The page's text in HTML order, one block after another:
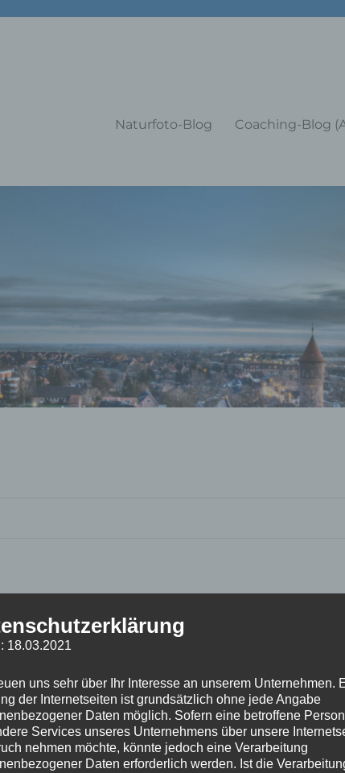
Naturfoto-Blog Coaching-Blog
18.03.2021
uns sehr über Ihr Interesse an unserem Unternehmen.
der Internetseiten ist grundsätzlich ohne jede Angabe
Daten möglich. Sofern eine betroffene Person
Services unseres Unternehmens über unsere
nehmen möchte, könnte jedoch eine Verarbeitung
Daten erforderlich werden. Ist die